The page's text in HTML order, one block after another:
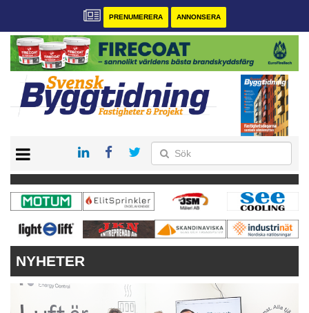
PRENUMERERA ANNONSERA
PRENUMERERA
VÅRA ANDRA MAGASIN
ANNONSERA
NYHETER